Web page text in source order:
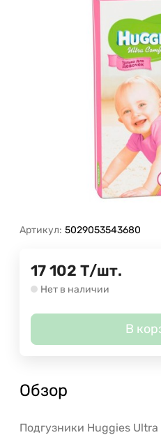
Артикул: 5029053543680
17 102 Т/шт.
Нет в наличии
В
Обзор
Подгузники Huggies